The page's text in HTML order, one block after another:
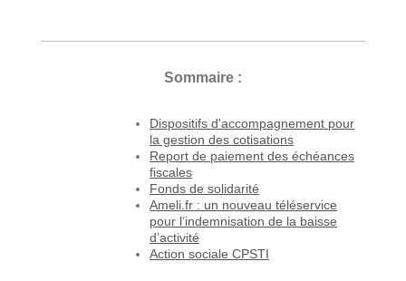
Sommaire :
Dispositifs d'accompagnement pour
la gestion des cotisations
Report de paiement des échéances
fiscales
Fonds de solidarité
Ameli.fr : un nouveau téléservice
pour l’indemnisation de la baisse
d’activité
Action sociale CPSTI